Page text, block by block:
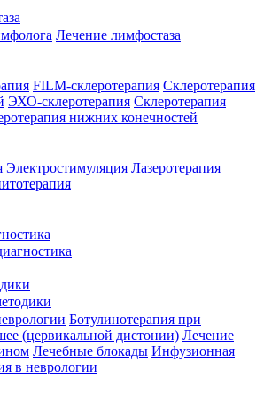
Лечение лимфостаза
FILM-склеротерапия Склеротерапия
ЭХО-склеротерапия Склеротерапия
нижних конечностей
Электростимуляция Лазеротерапия
Ботулинотерапия при
(цервикальной дистонии) Лечение
Лечебные блокады Инфузионная
в неврологии